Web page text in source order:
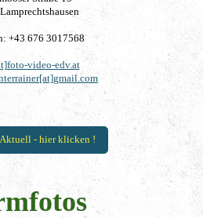
+43 676 3017568
video-edv.at
- hier klicken !